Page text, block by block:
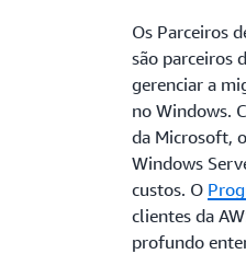
Os Parceiros
são parceiros
gerenciar a
no Windows.
da Microsoft,
Windows
custos. O
clientes da
profundo